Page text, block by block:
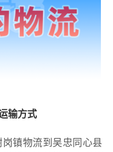
输方式
镇物流到吴忠同心县